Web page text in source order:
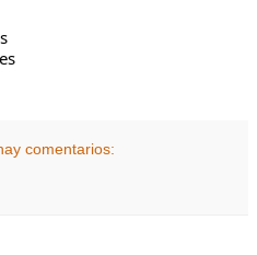
comentarios: